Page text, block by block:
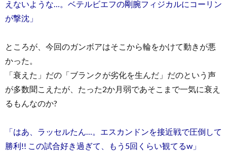
えないような…。ベテルビエフの剛腕フィジカルにコーリン
が撃沈」
ところが、今回のガンボアはそこから輪をかけて動きが悪
かった。
「衰えた」だの「ブランクが劣化を生んだ」だのという声
が多数聞こえたが、たった2か月弱であそこまで一気に衰え
るもんなのか?
「はあ、ラッセルたん…。エスカンドンを接近戦で圧倒して
勝利!! この試合好き過ぎて、もう5回くらい観てるw」